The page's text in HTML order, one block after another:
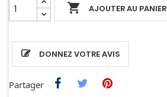
 AJOUTER AU PANIER
DONNEZ VOTRE AVIS
Partager